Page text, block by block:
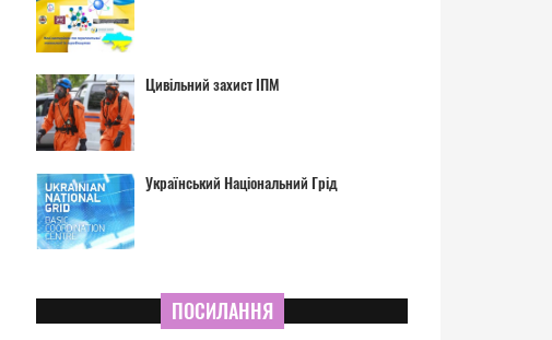
Цивільний захист ІПМ
Український Національний Грід
ПОСИЛАННЯ